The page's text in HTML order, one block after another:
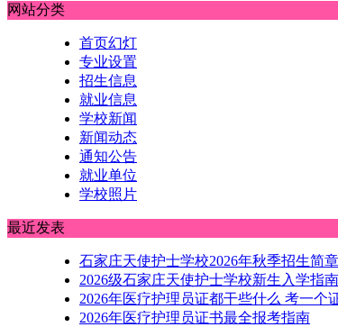
网站分类
首页幻灯
专业设置
招生信息
就业信息
学校新闻
新闻动态
通知公告
就业单位
学校照片
最近发表
石家庄天使护士学校2026年秋季招生简章
2026级石家庄天使护士学校新生入学指南
2026年医疗护理员证都干些什么 考一个
2026年医疗护理员证书最全报考指南